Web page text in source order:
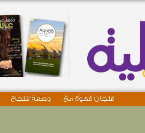
فنجان قهوة مع وصفة للنجاح